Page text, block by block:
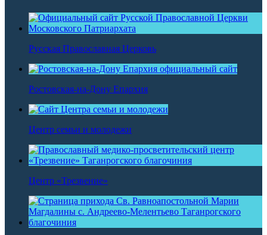
Русская Православная Церковь
Ростовская-на-Дону Епархия
Центр семьи и молодежи
Центр «Трезвение»